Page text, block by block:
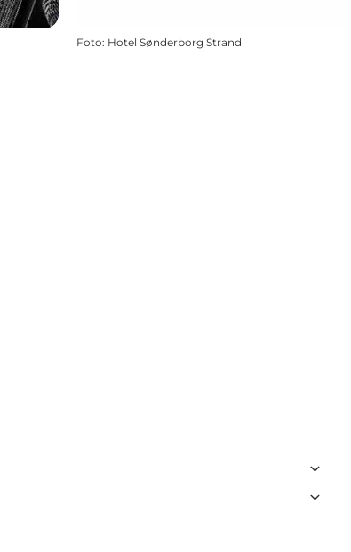
Foto: Hotel Sønderborg Strand